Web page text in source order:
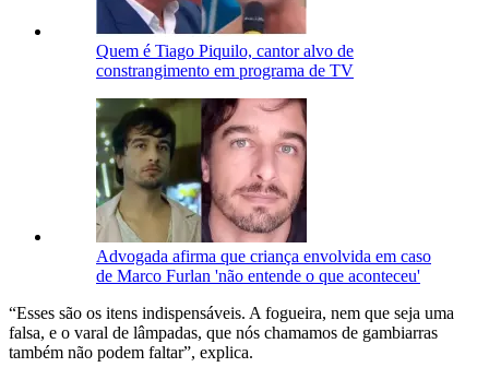
Quem é Tiago Piquilo, cantor alvo de
constrangimento em programa de TV
Advogada afirma que criança envolvida em caso
de Marco Furlan 'não entende o que aconteceu'
“Esses são os itens indispensáveis. A fogueira, nem que seja uma
falsa, e o varal de lâmpadas, que nós chamamos de gambiarras
também não podem faltar”, explica.